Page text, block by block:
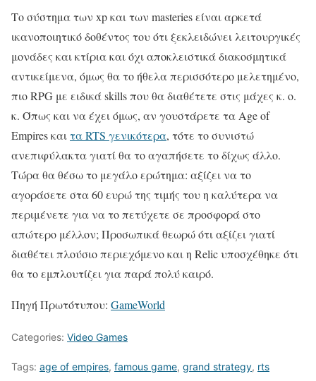
Το σύστημα των xp και των masteries είναι αρκετά
ικανοποιητικό δοθέντος του ότι ξεκλειδώνει λειτουργικές
μονάδες και κτίρια και όχι αποκλειστικά διακοσμητικά
αντικείμενα, όμως θα το ήθελα περισσότερο μελετημένο,
πιο RPG με ειδικά skills που θα διαθέτετε στις μάχες κ. ο.
κ. Όπως και να έχει όμως, αν γουστάρετε τα Age of
Empires καιτα RTS γενικότερα, τότε το συνιστώ
ανεπιφύλακτα γιατί θα το αγαπήσετε το δίχως άλλο.
Τώρα θα θέσω το μεγάλο ερώτημα: αξίζει να το
αγοράσετε στα 60 ευρώ της τιμής του η καλύτερα να
περιμένετε για να το πετύχετε σε προσφορά στο
απώτερο μέλλον; Προσωπικά θεωρώ ότι αξίζει γιατί
διαθέτει πλούσιο περιεχόμενο και η Relic υποσχέθηκε ότι
θα το εμπλουτίζει για παρά πολύ καιρό.
Πηγή Πρωτότυπου: GameWorld
Categories: Video Games
Tags: age of empires, famous game, grand strategy, rts